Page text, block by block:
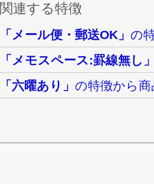
関連する特徴
「メール便・郵送OK」の
「メモスペース:罫線無し
「六曜あり」の特徴から